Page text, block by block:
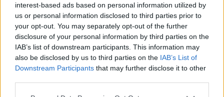
interest-based ads based on personal information utilized by
us or personal information disclosed to third parties prior to
your opt-out. You may separately opt-out of the further
disclosure of your personal information by third parties on the
IAB’s list of downstream participants. This information may
also be disclosed by us to third parties on the IAB’s List of
Downstream Participants that may further disclose it to other
Aktuelt
Hajen i Ålbæk er død: - Den
har kæmpet
Aktuelt
Verdens
spottet helt
Ålbæk